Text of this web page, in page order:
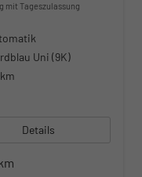
mit Tageszulassung
Uni (9K)
Details